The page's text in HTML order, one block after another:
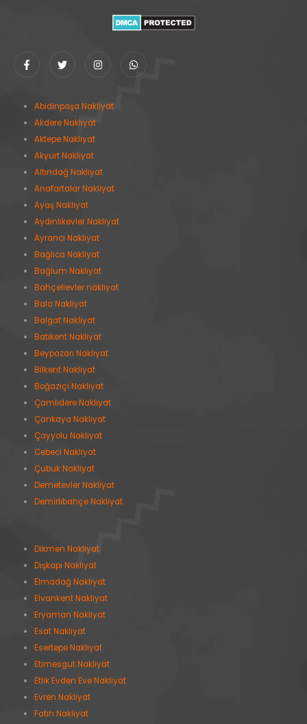
Abidinpaşa Nakliyat
Akdere Nakliyat
Aktepe Nakliyat
Akyurt Nakliyat
Altındağ Nakliyat
Anafartalar Nakliyat
Ayaş Nakliyat
Aydınlıkevler Nakliyat
Ayrancı Nakliyat
Bağlıca Nakliyat
Bağlum Nakliyat
Bahçelievler nakliyat
Bala Nakliyat
Balgat Nakliyat
Batıkent Nakliyat
Beypazarı Nakliyat
Bilkent Nakliyat
Boğaziçi Nakliyat
Çamlıdere Nakliyat
Çankaya Nakliyat
Çayyolu Nakliyat
Cebeci Nakliyat
Çubuk Nakliyat
Demetevler Nakliyat
Demirlibahçe Nakliyat
Dikmen Nakliyat
Dışkapı Nakliyat
Elmadağ Nakliyat
Elvankent Nakliyat
Eryaman Nakliyat
Esat Nakliyat
Esertepe Nakliyat
Etimesgut Nakliyat
Etlik Evden Eve Nakliyat
Evren Nakliyat
Fatih Nakliyat